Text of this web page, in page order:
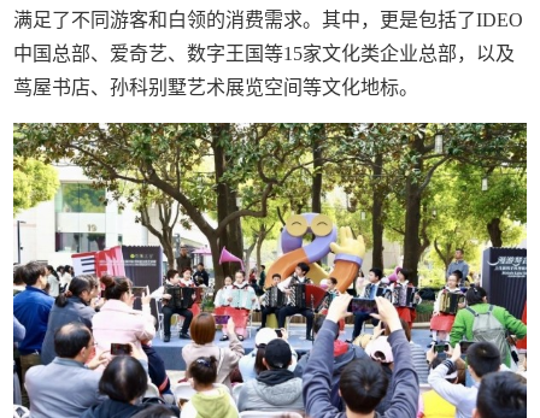
满足了不同游客和白领的消费需求。其中，更是包括了IDEO
中国总部、爱奇艺、数字王国等15家文化类企业总部，以及
茑屋书店、孙科别墅艺术展览空间等文化地标。